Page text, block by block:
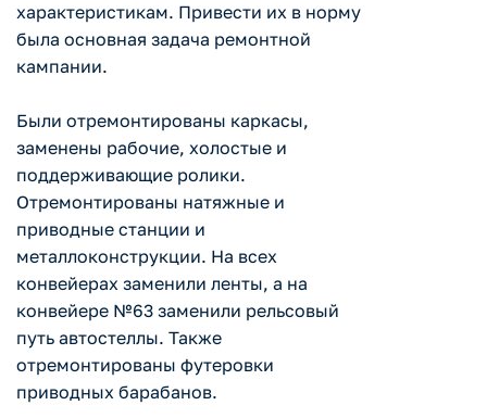
характеристикам. Привести их в норму
была основная задача ремонтной
кампании.
Были отремонтированы каркасы,
заменены рабочие, холостые и
поддерживающие ролики.
Отремонтированы натяжные и
приводные станции и
металлоконструкции. На всех
конвейерах заменили ленты, а на
конвейере №63 заменили рельсовый
путь автостеллы. Также
отремонтированы футеровки
приводных барабанов.